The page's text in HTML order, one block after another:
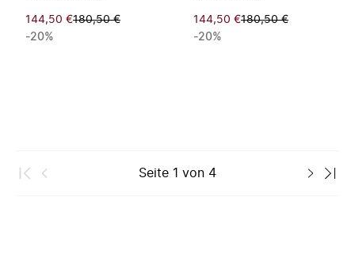
144,50 €180,50 €
-20%
144,50 €180,50 €
-20%
Seite 1 von 4